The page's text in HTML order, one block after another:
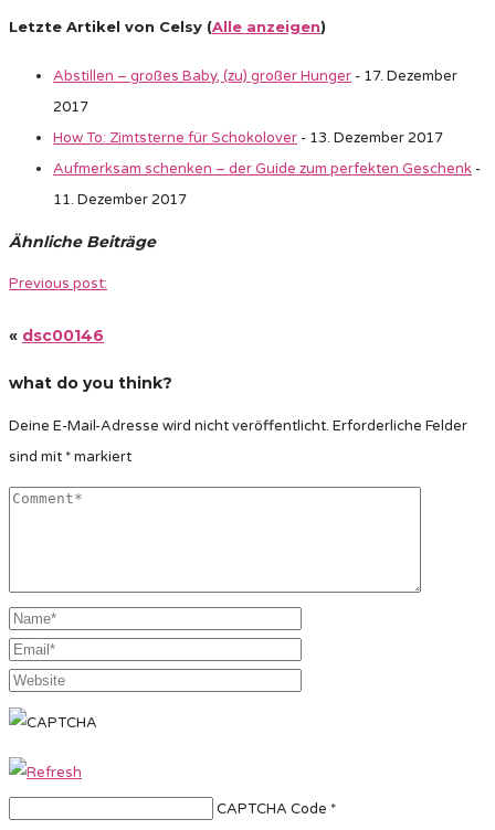
Letzte Artikel von Celsy (Alle anzeigen)
Abstillen – großes Baby, (zu) großer Hunger - 17. Dezember
2017
How To: Zimtsterne für Schokolover - 13. Dezember 2017
Aufmerksam schenken – der Guide zum perfekten Geschenk -
11. Dezember 2017
Ähnliche Beiträge
Previous post:
« dsc00146
what do you think?
Deine E-Mail-Adresse wird nicht veröffentlicht. Erforderliche Felder
sind mit *markiert
CAPTCHA Code *